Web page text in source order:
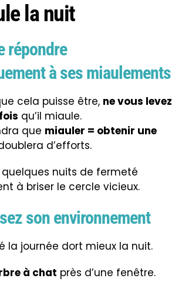
la nuit
répondre
à ses miaulements
cela puisse être, ne vous levez
qu’il miaule.
que miauler = obtenir une
d’efforts.
quelques nuits de fermeté
à briser le cercle vicieux.
son environnement
la journée dort mieux la nuit.
à chat près d’une fenêtre.